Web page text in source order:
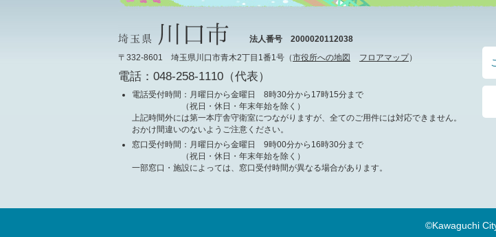
法人番号 2000020112038
〒332-8601 埼玉県川口市青木2丁目1番1号（市役所への地図 フロアマップ）
電話：048-258-1110（代表）
電話受付時間 ：月曜日から金曜日 8時30分から17時15分まで
（祝日・休日・年末年始を除く）
上記時間外には第一本庁舎守衛室につながりますが、全てのご用件には対応できません。
おかけ間違いのないようご注意ください。
窓口受付時間 ：月曜日から金曜日 9時00分から16時30分まで
（祝日・休日・年末年始を除く）
一部窓口・施設によっては、窓口受付時間が異なる場合があります。
©Kawaguchi